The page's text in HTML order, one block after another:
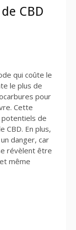
CBD
qui coûte le
le plus de
pour
Cette
potentiels de
CBD. En plus,
danger, car
révèlent être
même